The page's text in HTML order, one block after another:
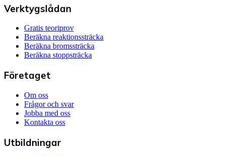
Verktygslådan
Gratis teoriprov
Beräkna reaktionssträcka
Beräkna bromssträcka
Beräkna stoppsträcka
Företaget
Om oss
Frågor och svar
Jobba med oss
Kontakta oss
Utbildningar